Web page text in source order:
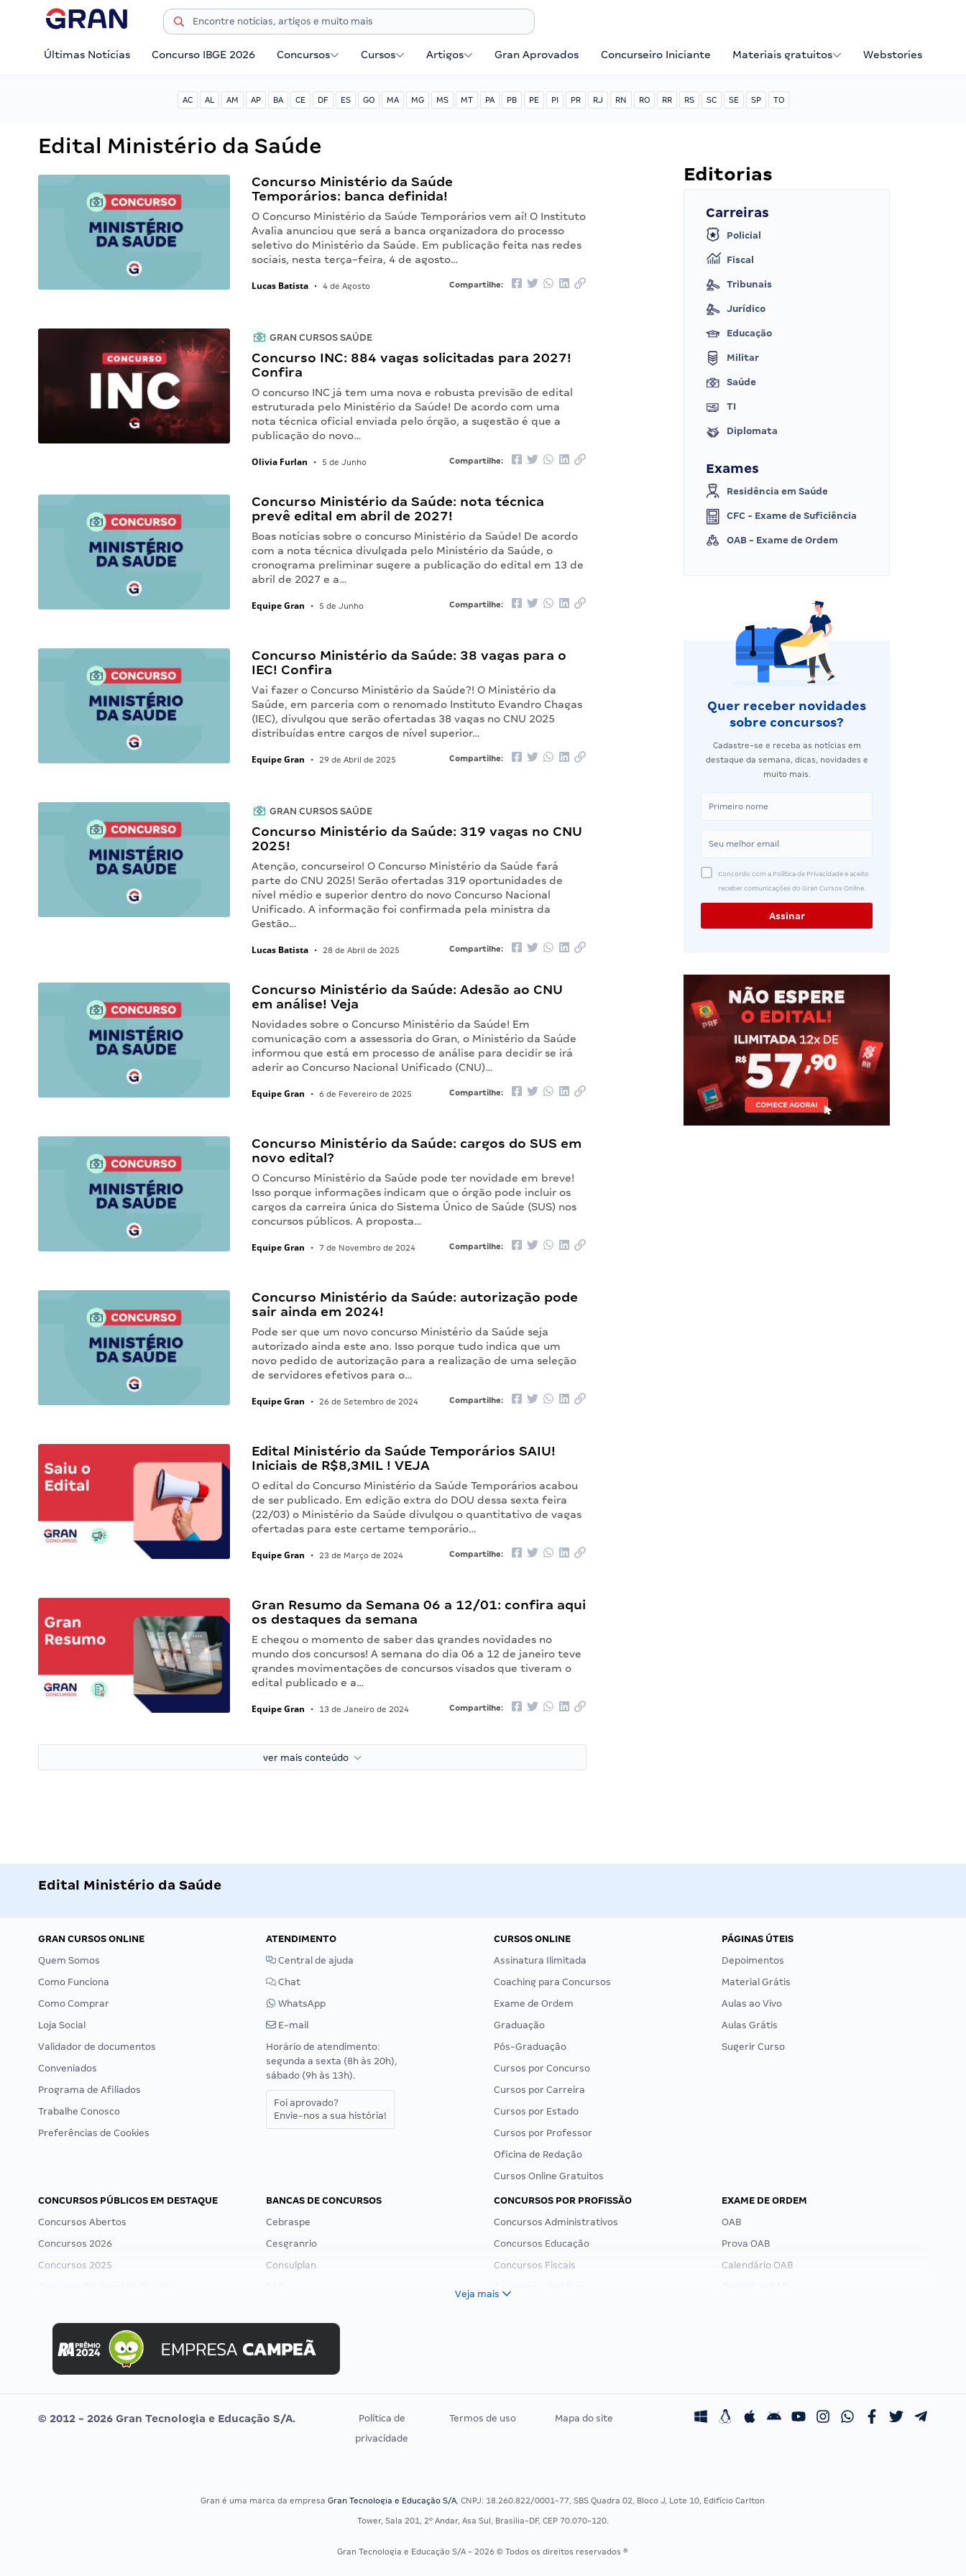
Últimas Notícias Concurso IBGE 2026 Concursos Cursos Artigos Gran Aprovados Concurseiro Iniciante Materiais gratuitos Webstories
AC AL AM AP BA CE DF ES GO MA MG MS MT PA PB PE PI PR RJ RN RO RR RS SC SE SP TO
Edital Ministério da Saúde
Concurso Ministério da Saúde
Temporários: banca definida!
O Concurso Ministério da Saúde Temporários vem aí! O Instituto
Avalia anunciou que será a banca organizadora do processo
seletivo do Ministério da Saúde. Em publicação feita nas redes
sociais, nesta terça-feira, 4 de agosto…
Lucas Batista • 4 de Agosto Compartilhe:
GRAN CURSOS SAÚDE
Concurso INC: 884 vagas solicitadas para 2027!
Confira
O concurso INC já tem uma nova e robusta previsão de edital
estruturada pelo Ministério da Saúde! De acordo com uma
nota técnica oficial enviada pelo órgão, a sugestão é que a
publicação do novo…
Olivia Furlan • 5 de Junho Compartilhe:
Concurso Ministério da Saúde: nota técnica
prevê edital em abril de 2027!
Boas notícias sobre o concurso Ministério da Saúde! De acordo
com a nota técnica divulgada pelo Ministério da Saúde, o
cronograma preliminar sugere a publicação do edital em 13 de
abril de 2027 e a…
Equipe Gran • 5 de Junho Compartilhe:
Concurso Ministério da Saúde: 38 vagas para o
IEC! Confira
Vai fazer o Concurso Ministério da Saúde?! O Ministério da
Saúde, em parceria com o renomado Instituto Evandro Chagas
(IEC), divulgou que serão ofertadas 38 vagas no CNU 2025
distribuídas entre cargos de nível superior…
Equipe Gran • 29 de Abril de 2025 Compartilhe:
GRAN CURSOS SAÚDE
Concurso Ministério da Saúde: 319 vagas no CNU
2025!
Atenção, concurseiro! O Concurso Ministério da Saúde fará
parte do CNU 2025! Serão ofertadas 319 oportunidades de
nível médio e superior dentro do novo Concurso Nacional
Unificado. A informação foi confirmada pela ministra da
Gestão…
Lucas Batista • 28 de Abril de 2025 Compartilhe:
Concurso Ministério da Saúde: Adesão ao CNU
em análise! Veja
Novidades sobre o Concurso Ministério da Saúde! Em
comunicação com a assessoria do Gran, o Ministério da Saúde
informou que está em processo de análise para decidir se irá
aderir ao Concurso Nacional Unificado (CNU)…
Equipe Gran • 6 de Fevereiro de 2025 Compartilhe:
Concurso Ministério da Saúde: cargos do SUS em
novo edital?
O Concurso Ministério da Saúde pode ter novidade em breve!
Isso porque informações indicam que o órgão pode incluir os
cargos da carreira única do Sistema Único de Saúde (SUS) nos
concursos públicos. A proposta…
Equipe Gran • 7 de Novembro de 2024 Compartilhe:
Concurso Ministério da Saúde: autorização pode
sair ainda em 2024!
Pode ser que um novo concurso Ministério da Saúde seja
autorizado ainda este ano. Isso porque tudo indica que um
novo pedido de autorização para a realização de uma seleção
de servidores efetivos para o…
Equipe Gran • 26 de Setembro de 2024 Compartilhe:
Edital Ministério da Saúde Temporários SAIU!
Iniciais de R$8,3MIL ! VEJA
O edital do Concurso Ministério da Saúde Temporários acabou
de ser publicado. Em edição extra do DOU dessa sexta feira
(22/03) o Ministério da Saúde divulgou o quantitativo de vagas
ofertadas para este certame temporário…
Equipe Gran • 23 de Março de 2024 Compartilhe:
Gran Resumo da Semana 06 a 12/01: confira aqui
os destaques da semana
E chegou o momento de saber das grandes novidades no
mundo dos concursos! A semana do dia 06 a 12 de janeiro teve
grandes movimentações de concursos visados que tiveram o
edital publicado e a…
Equipe Gran • 13 de Janeiro de 2024 Compartilhe:
ver mais conteúdo
Editorias
Carreiras
Policial
Fiscal
Tribunais
Jurídico
Educação
Militar
Saúde
TI
Diplomata
Exames
Residência em Saúde
CFC - Exame de Suficiência
OAB - Exame de Ordem
Quer receber novidades
sobre concursos?
Cadastre-se e receba as notícias em
destaque da semana, dicas, novidades e
muito mais.
Concordo com a Política de Privacidade e aceito
receber comunicações do Gran Cursos Online.
Edital Ministério da Saúde
GRAN CURSOS ONLINE
Quem Somos
Como Funciona
Como Comprar
Loja Social
Validador de documentos
Conveniados
Programa de Afiliados
Trabalhe Conosco
Preferências de Cookies
ATENDIMENTO
Central de ajuda
Chat
WhatsApp
E-mail
Horário de atendimento:
segunda a sexta (8h às 20h),
sábado (9h às 13h).
Foi aprovado?
Envie-nos a sua história!
CURSOS ONLINE
Assinatura Ilimitada
Coaching para Concursos
Exame de Ordem
Graduação
Pós-Graduação
Cursos por Concurso
Cursos por Carreira
Cursos por Estado
Cursos por Professor
Oficina de Redação
Cursos Online Gratuitos
PÁGINAS ÚTEIS
Depoimentos
Material Grátis
Aulas ao Vivo
Aulas Grátis
Sugerir Curso
CONCURSOS PÚBLICOS EM DESTAQUE
Concursos Abertos
Concursos 2026
Concursos 2025
Concurso MPU
Editais publicados
BANCAS DE CONCURSOS
Cebraspe
Cesgranrio
Consulplan
Selecon
Uniase
Vunesp
CONCURSOS POR PROFISSÃO
Concursos Administrativos
Concursos Educação
Concursos Fiscais
Residência Multiprofissional
EXAME DE ORDEM
OAB
Prova OAB
Calendário OAB
Veja mais
© 2012 - 2026 Gran Tecnologia e Educação S/A.
Política de
privacidade
Termos de uso Mapa do site
Gran é uma marca da empresaGran Tecnologia e Educação S/A, CNPJ: 18.260.822/0001-77, SBS Quadra 02, Bloco J, Lote 10, Edifício Carlton
Tower, Sala 201, 2º Andar, Asa Sul, Brasília-DF, CEP 70.070-120.
Gran Tecnologia e Educação S/A - 2026 © Todos os direitos reservados ®